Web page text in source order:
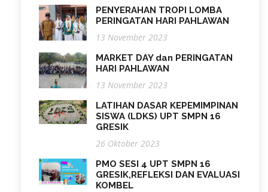
PENYERAHAN TROPI LOMBA
PERINGATAN HARI PAHLAWAN
13 November 2023
MARKET DAY dan PERINGATAN
HARI PAHLAWAN
13 November 2023
LATIHAN DASAR KEPEMIMPINAN
SISWA (LDKS) UPT SMPN 16
GRESIK
26 Oktober 2023
PMO SESI 4 UPT SMPN 16
GRESIK,REFLEKSI DAN EVALUASI
KOMBEL